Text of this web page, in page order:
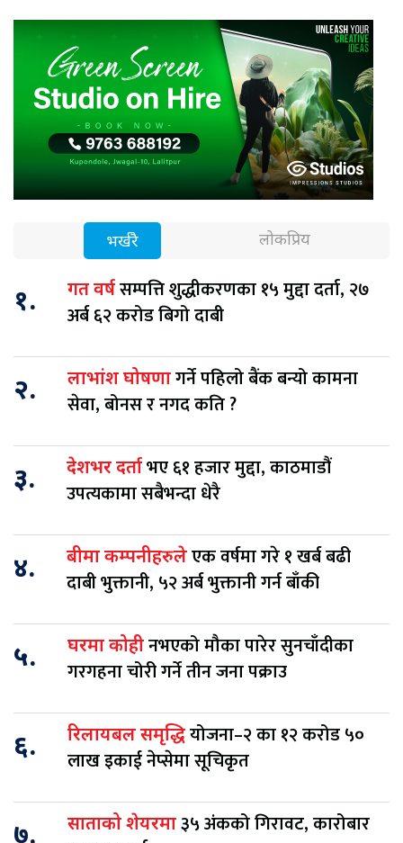
भर्खरै लोकप्रिय
१. गत वर्षसम्पत्ति शुद्धीकरणका १५ मुद्दा दर्ता, २७
अर्ब ६२ करोड बिगो दाबी
२. लाभांश घोषणागर्ने पहिलो बैंक बन्यो कामना
सेवा, बोनस र नगद कति ?
३. देशभर दर्ताभए ६१ हजार मुद्दा, काठमाडौं
उपत्यकामा सबैभन्दा धेरै
४. बीमा कम्पनीहरुलेएक वर्षमा गरे १ खर्ब बढी
दाबी भुक्तानी, ५२ अर्ब भुक्तानी गर्न बाँकी
५. घरमा कोहीनभएको मौका पारेर सुनचाँदीका
गरगहना चोरी गर्ने तीन जना पक्राउ
६. रिलायबल समृद्धियोजना–२ का १२ करोड ५०
लाख इकाई नेप्सेमा सूचिकृत
साताको शेयरमा३५ अंकको गिरावट, कारोबार